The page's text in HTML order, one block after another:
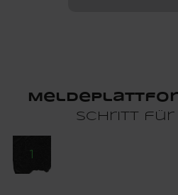
Schritt für